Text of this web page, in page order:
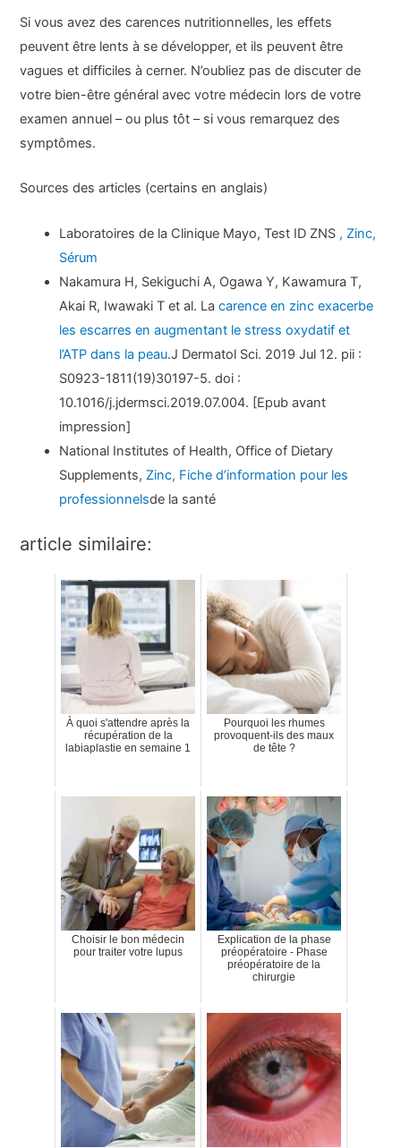
Si vous avez des carences nutritionnelles, les effets
peuvent être lents à se développer, et ils peuvent être
vagues et difficiles à cerner. N’oubliez pas de discuter de
votre bien-être général avec votre médecin lors de votre
examen annuel – ou plus tôt – si vous remarquez des
symptômes.
Sources des articles (certains en anglais)
Laboratoires de la Clinique Mayo, Test ID ZNS , Zinc,
Sérum
Nakamura H, Sekiguchi A, Ogawa Y, Kawamura T,
Akai R, Iwawaki T et al. Lacarence en zinc exacerbe
les escarres en augmentant le stress oxydatif et
l’ATP dans la peau.J Dermatol Sci. 2019 Jul 12. pii :
S0923-1811(19)30197-5. doi :
10.1016/j.jdermsci.2019.07.004. [Epub avant
impression]
National Institutes of Health, Office of Dietary
Supplements, Zinc, Fiche d’information pour les
professionnelsde la santé
article similaire:
À quoi s'attendre après la
récupération de la
labiaplastie en semaine 1
Pourquoi les rhumes
provoquent-ils des maux
de tête ?
Choisir le bon médecin
pour traiter votre lupus
Explication de la phase
préopératoire - Phase
préopératoire de la
chirurgie